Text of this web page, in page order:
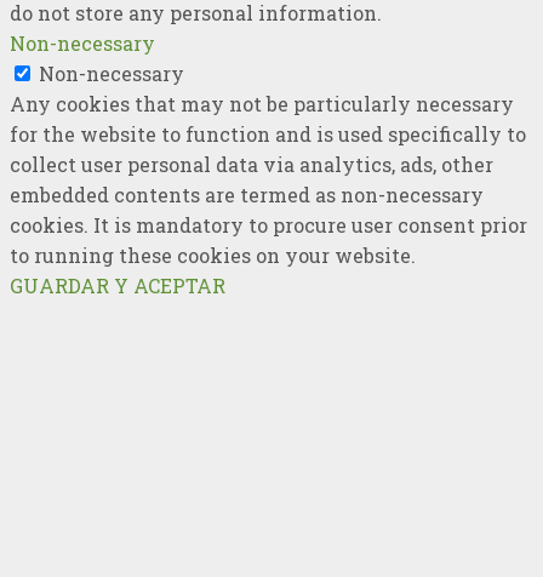
do not store any personal information.
Non-necessary
Non-necessary
Any cookies that may not be particularly necessary
for the website to function and is used specifically to
collect user personal data via analytics, ads, other
embedded contents are termed as non-necessary
cookies. It is mandatory to procure user consent prior
to running these cookies on your website.
GUARDAR Y ACEPTAR